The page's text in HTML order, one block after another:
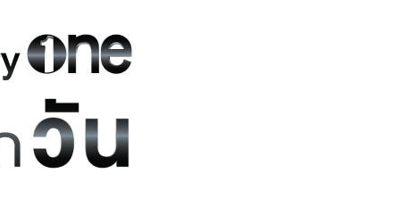
บิ๊ก บริษัท จีเอ็มเอ็ม แกรมมี่ […]